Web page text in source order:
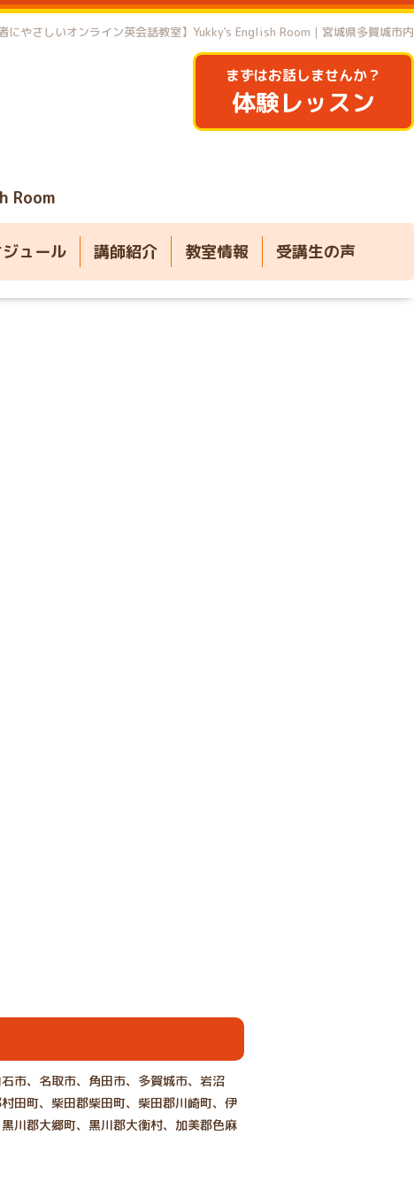
Room
者にやさしいオンライン英会話教室】Yukky's English Room｜宮城県多賀城市内
まずはお話しませんか？
体験レッスン
ュール 講師紹介 教室情報 受講生の声
市、名取市、角田市、多賀城市、岩沼
田町、柴田郡柴田町、柴田郡川崎町、伊
川郡大郷町、黒川郡大衡村、加美郡色麻